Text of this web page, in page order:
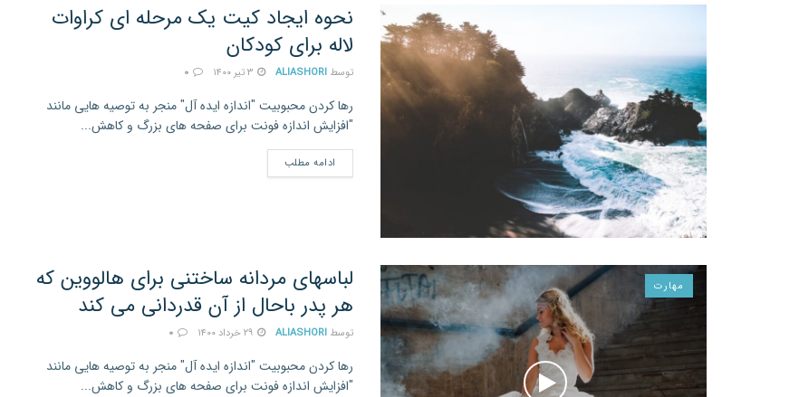
نحوه ایجاد کیت یک مرحله ای کراوات
لاله برای کودکان
توسط ALIASHORI
رها کردن محبوبیت "اندازه ایده آل" منجر به توصیه هایی مانند
"افزایش اندازه فونت برای صفحه های بزرگ و کاهش...
ادامه مطلب
مهارت
لباسهای مردانه ساختنی برای هالووین که
هر پدر باحال از آن قدردانی می کند
توسط ALIASHORI
رها کردن محبوبیت "اندازه ایده آل" منجر به توصیه هایی مانند
"افزایش اندازه فونت برای صفحه های بزرگ و کاهش...